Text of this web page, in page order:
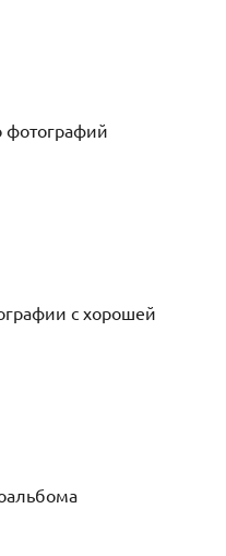
фотографий
с хорошей